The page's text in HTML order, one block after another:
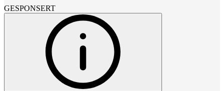
GESPONSERT